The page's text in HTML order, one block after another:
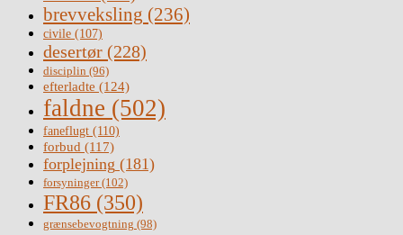
brevveksling (236)
civile (107)
desertør (228)
disciplin (96)
efterladte (124)
faldne (502)
faneflugt (110)
forbud (117)
forplejning (181)
forsyninger(102)
FR86 (350)
grænsebevogtning (98)